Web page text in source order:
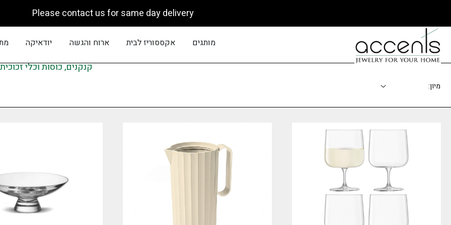
Please contact us for same day delivery
מותגים פתח מותגים
אקססוריז לבית פתח אקססוריז לבית
ארוח והגשה פתח ארוח והגשה
יודאיקה פתח
קנקנים, כוסות וכלי זכוכית